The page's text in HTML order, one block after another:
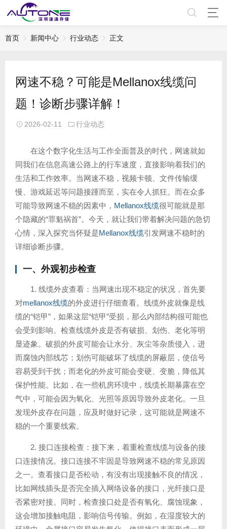
首页 新闻中心 行业动态 正文
网速不稳？可能是Mellanox线缆问
题！诊断步骤详解！
2026-02-11 行业动态
在这个数字化生活与工作全面普及的时代，网速就如
同我们在信息高速公路上的行车速度，直接影响着我们的
生活和工作效率。当网速不稳，视频卡顿、文件传输缓
慢、游戏延迟等问题接踵而至，实在令人抓狂。而在众多
可能导致网速不稳的因素中， Mellanox线缆很可能就是那
个隐藏的“罪魁祸首”。今天，就让我们带着解决问题的急切
心情，深入探究当怀疑是Mellanox线缆引发网速不稳时的
详细诊断步骤。
一、外观初步检查
1. 线缆外皮查看：当网速出现不稳定的状况，首先要
对mellanox线缆的外皮进行仔细查看。线缆外皮就像是线
缆的“铠甲”，如果这层“铠甲”受损，那么内部结构很可能也
会受到影响。检查线缆外皮是否有破损、划伤、老化等明
显迹象。破损的外皮可能会让水分、灰尘等杂质侵入，进
而腐蚀内部线芯；划伤可能破坏了线缆的屏蔽层，使信号
容易受到干扰；而老化的外皮可能会变硬、变脆，降低其
保护性能。比如，在一些机房环境中，线缆长期暴露在空
气中，可能会因为氧化、光照等原因导致外皮老化。一旦
发现外皮存在问题，应及时做好记录，这可能就是网速不
稳的一个重要线索。
2. 接口连接检查：接下来，着重检查线缆与设备的接
口连接情况。接口连接不牢固是导致网速不稳的常见原因
之一。查看接口是否松动，有没有出现接触不良的情况，
比如网线插头是否完全插入网络设备的接口，光纤接口是
否紧密对接。同时，检查接口处是否有氧化、腐蚀现象，
这会增加接触电阻，影响信号传输。例如，在湿度较大的